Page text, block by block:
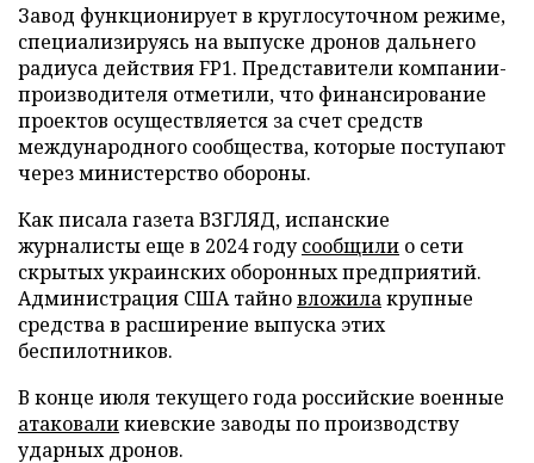
Завод функционирует в круглосуточном режиме,
специализируясь на выпуске дронов дальнего
радиуса действия FP1. Представители компании-
производителя отметили, что финансирование
проектов осуществляется за счет средств
международного сообщества, которые поступают
через министерство обороны.
Как писала газета ВЗГЛЯД, испанские
журналисты еще в 2024 годусообщили о сети
скрытых украинских оборонных предприятий.
Администрация США тайновложилакрупные
средства в расширение выпуска этих
беспилотников.
В конце июля текущего года российские военные
атаковаликиевские заводы по производству
ударных дронов.